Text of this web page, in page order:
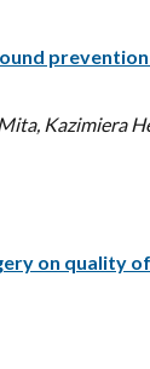
Kazimiera
on quality